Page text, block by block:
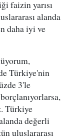
faizin yarısı
alanda
daha iyi ve
Türkiye'nin
3'le
Türkiye
değerli
uluslararası